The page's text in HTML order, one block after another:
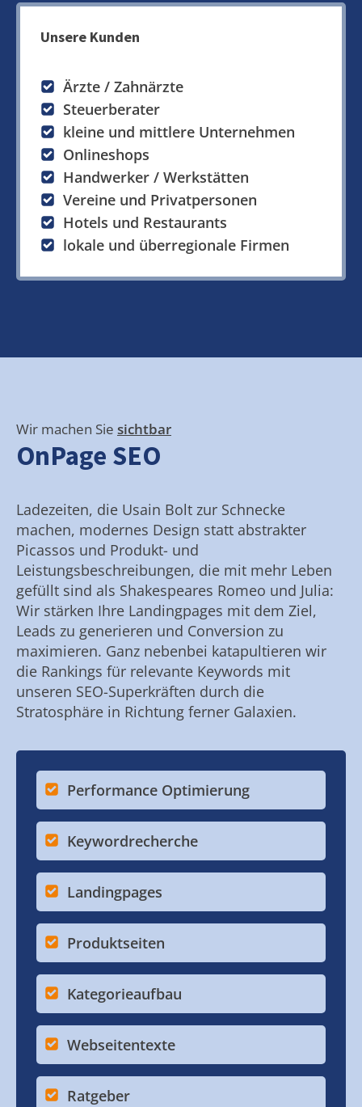
Unsere Kunden
Ärzte / Zahnärzte
Steuerberater
kleine und mittlere Unternehmen
Onlineshops
Handwerker / Werkstätten
Vereine und Privatpersonen
Hotels und Restaurants
lokale und überregionale Firmen
Wir machen Sie sichtbar
OnPage SEO
Ladezeiten, die Usain Bolt zur Schnecke
machen, modernes Design statt abstrakter
Picassos und Produkt- und
Leistungsbeschreibungen, die mit mehr Leben
gefüllt sind als Shakespeares Romeo und Julia:
Wir stärken Ihre Landingpages mit dem Ziel,
Leads zu generieren und Conversion zu
maximieren. Ganz nebenbei katapultieren wir
die Rankings für relevante Keywords mit
unseren SEO-Superkräften durch die
Stratosphäre in Richtung ferner Galaxien.
Performance Optimierung
Keywordrecherche
Landingpages
Produktseiten
Kategorieaufbau
Webseitentexte
Ratgeber